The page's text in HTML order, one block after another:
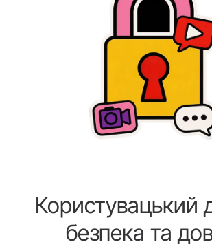
Користувацький
безпека та